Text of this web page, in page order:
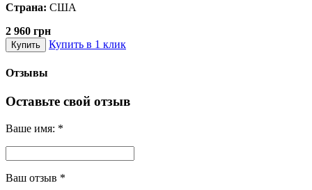
Страна: США
2 960 грн
Купить Купить в 1 клик
Отзывы
Оставьте свой отзыв
Ваше имя: *
Ваш отзыв *